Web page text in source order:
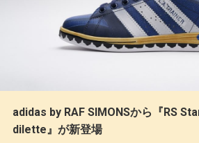
adidas by RAF SIMONSから『RS
dilette』が新登場